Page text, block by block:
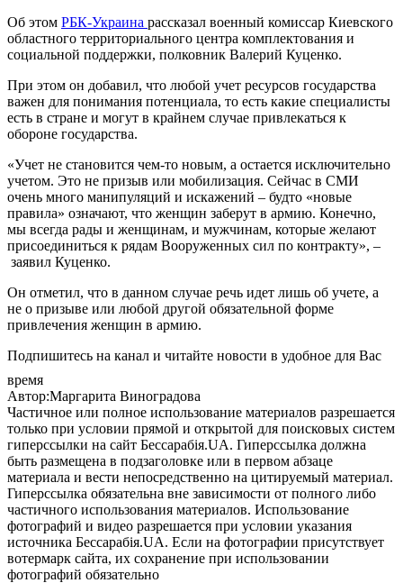
Об этом РБК-Украина рассказал военный комиссар Киевского
областного территориального центра комплектования и
социальной поддержки, полковник Валерий Куценко.
При этом он добавил, что любой учет ресурсов государства
важен для понимания потенциала, то есть какие специалисты
есть в стране и могут в крайнем случае привлекаться к
обороне государства.
«Учет не становится чем-то новым, а остается исключительно
учетом. Это не призыв или мобилизация. Сейчас в СМИ
очень много манипуляций и искажений – будто «новые
правила» означают, что женщин заберут в армию. Конечно,
мы всегда рады и женщинам, и мужчинам, которые желают
присоединиться к рядам Вооруженных сил по контракту», –
заявил Куценко.
Он отметил, что в данном случае речь идет лишь об учете, а
не о призыве или любой другой обязательной форме
привлечения женщин в армию.
Подпишитесь на канал и читайте новости в удобное для Вас
время
Автор:Маргарита Виноградова
Частичное или полное использование материалов разрешается
только при условии прямой и открытой для поисковых систем
гиперссылки на сайт Бессарабія.UA. Гиперссылка должна
быть размещена в подзаголовке или в первом абзаце
материала и вести непосредственно на цитируемый материал.
Гиперссылка обязательна вне зависимости от полного либо
частичного использования материалов. Использование
фотографий и видео разрешается при условии указания
источника Бессарабія.UA. Если на фотографии присутствует
вотермарк сайта, их сохранение при использовании
фотографий обязательно